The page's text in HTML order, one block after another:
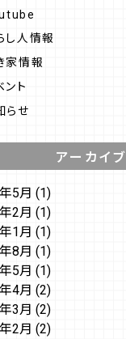
し人情報
家情報
ント
らせ
アーカイブ
5月 (1)
2月 (1)
1月 (1)
8月 (1)
5月 (1)
4月 (2)
3月 (2)
2月 (2)